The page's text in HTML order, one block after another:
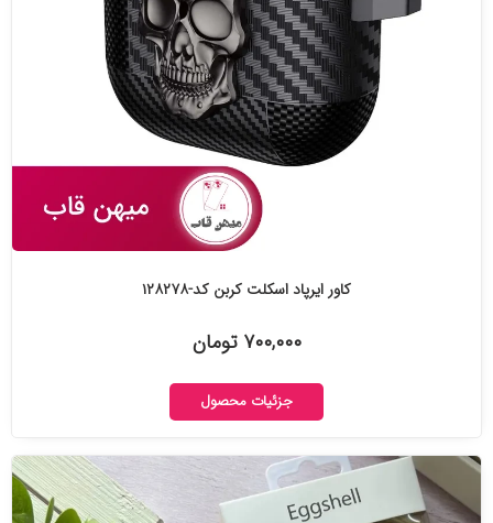
کاور ایرپاد اسکلت کربن کد-۱۲۸۲۷۸
۷۰۰,۰۰۰ تومان
جزئیات محصول